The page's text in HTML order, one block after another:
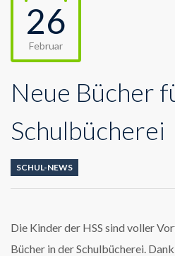
26
Februar
Neue Bücher
Schulbücherei
SCHUL-NEWS
Die Kinder der HSS sind voller
Bücher in der Schulbücherei.